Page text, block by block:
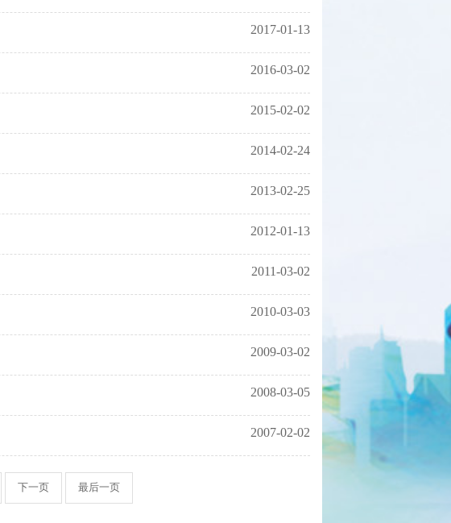
2017-01-13
2016-03-02
2015-02-02
2014-02-24
2013-02-25
2012-01-13
2011-03-02
2010-03-03
2009-03-02
2008-03-05
2007-02-02
下一页 最后一页